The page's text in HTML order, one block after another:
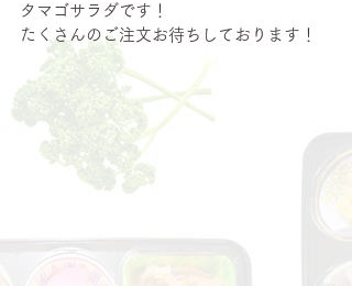
タマゴサラダです！
たくさんのご注文お待ちしております！